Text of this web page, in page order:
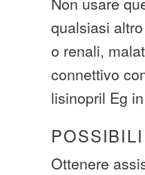
qualsiasi
o renali,
connettivo
lisinopril Eg
Ottenere